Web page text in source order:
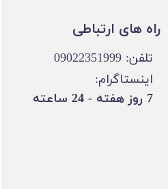
تلفن: 09022351999
اینستاگرام:
​7 روز هفته - 24 ساعته ​​​​​​​
​​راه های ارتباطی